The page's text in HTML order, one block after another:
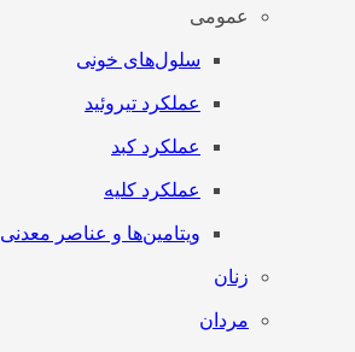
عمومی
سلول‌های خونی
عملکرد تیروئید
عملکرد کبد
عملکرد کلیه
ویتامین‌ها و عناصر معدنی
زنان
مردان